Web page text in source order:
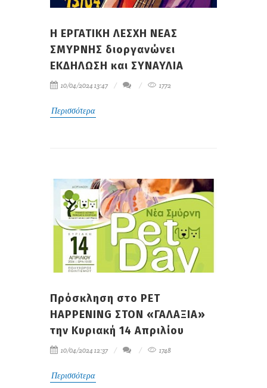
Η ΕΡΓΑΤΙΚΗ ΛΕΣΧΗ ΝΕΑΣ
ΣΜΥΡΝΗΣ διοργανώνει
ΕΚΔΗΛΩΣΗ και ΣΥΝΑΥΛΙΑ
10/04/2024 13:47 1772
Περισσότερα
Πρόσκληση στο PET
HAPPENING ΣΤΟΝ «ΓΑΛΑΞΙΑ»
την Κυριακή 14 Απριλίου
10/04/2024 12:37 1748
Περισσότερα